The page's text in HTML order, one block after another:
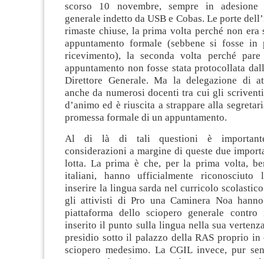
scorso 10 novembre, sempre in
generale indetto da USB e Cobas. Le porte
rimaste chiuse, la prima volta perché non era
appuntamento formale (sebbene si fosse
ricevimento), la seconda volta perché
appuntamento non fosse stata protocollata
Direttore Generale. Ma la delegazione di
anche da numerosi docenti tra cui gli
d’animo ed è riuscita a strappare alla
promessa formale di un appuntamento.
Al di là di tali questioni è
considerazioni a margine di queste due
lotta. La prima è che, per la prima volta,
italiani, hanno ufficialmente riconosciuto
inserire la lingua sarda nel curricolo
gli attivisti di Pro una Caminera Noa
piattaforma dello sciopero generale
inserito il punto sulla lingua nella sua
presidio sotto il palazzo della RAS proprio in
sciopero medesimo. La CGIL invece, pur